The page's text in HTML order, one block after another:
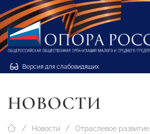
Версия для слабовидящих
НОВОСТИ
Новости Отраслевое развитие